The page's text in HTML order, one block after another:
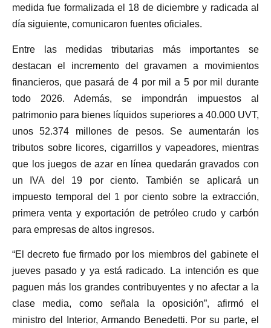
medida fue formalizada el 18 de diciembre y radicada al
día siguiente, comunicaron fuentes oficiales.
Entre las medidas tributarias más importantes se
destacan el incremento del gravamen a movimientos
financieros, que pasará de 4 por mil a 5 por mil durante
todo 2026. Además, se impondrán impuestos al
patrimonio para bienes líquidos superiores a 40.000 UVT,
unos 52.374 millones de pesos. Se aumentarán los
tributos sobre licores, cigarrillos y vapeadores, mientras
que los juegos de azar en línea quedarán gravados con
un IVA del 19 por ciento. También se aplicará un
impuesto temporal del 1 por ciento sobre la extracción,
primera venta y exportación de petróleo crudo y carbón
para empresas de altos ingresos.
“El decreto fue firmado por los miembros del gabinete el
jueves pasado y ya está radicado. La intención es que
paguen más los grandes contribuyentes y no afectar a la
clase media, como señala la oposición”, afirmó el
ministro del Interior, Armando Benedetti. Por su parte, el